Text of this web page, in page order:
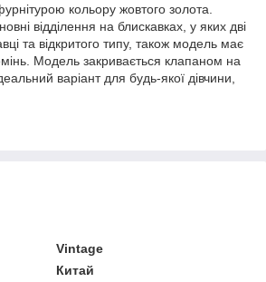
кольору жовтого золота.
відділення на блискавках, у яких дві
та відкритого типу, також модель має
Модель закривається клапаном на
варіант для будь-якої дівчини,
Vintage
Китай